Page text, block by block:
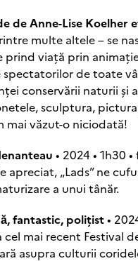
de Anne-Lise Koelher
multe altele – se
prind viață prin
spectatorilor de toate
conservării naturii și
sculptura,
mai văzut-o niciodată!
• 2024 • 1h30
„Lads” ne
a unui tânăr.
fantastic, polițist•
mai recent Festival
asupra culturii